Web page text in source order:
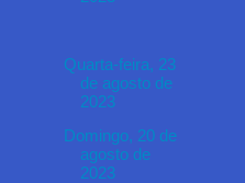
Quarta-feira, 23
de agosto de
2023
Domingo, 20 de
agosto de
2023